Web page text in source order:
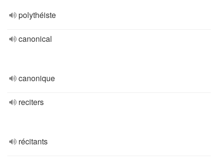
polythéiste
canonical
canonique
reciters
récitants